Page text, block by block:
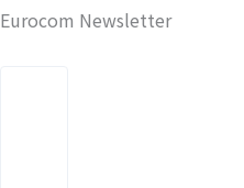
Eurocom Newsletter